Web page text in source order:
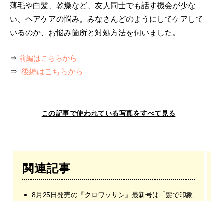
薄毛や白髪、乾燥など、友人同士でも話す機会が少な
い、ヘアケアの悩み。みなさんどのようにしてケアして
いるのか、お悩み箇所と対処方法を伺いました。
⇒ 前編はこちらから
⇒ 後編はこちらから
この記事で使われている写真をすべて見る
関連記事
8月25日発売の『クロワッサン』最新号は「髪で印象